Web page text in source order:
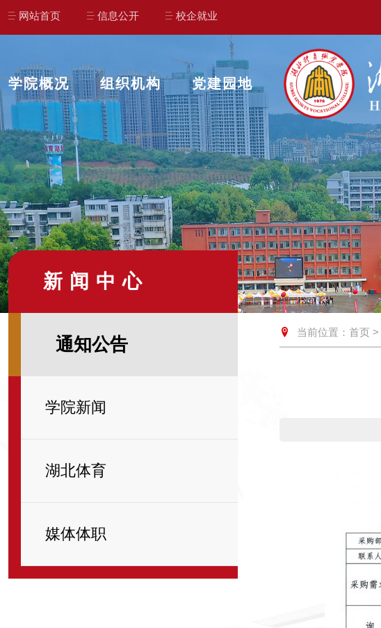
网站首页 信息公开 校企就业
学院概况 组织机构 党建园地
新闻中心
通知公告
学院新闻
湖北体育
媒体体职
当前位置： 首页 >